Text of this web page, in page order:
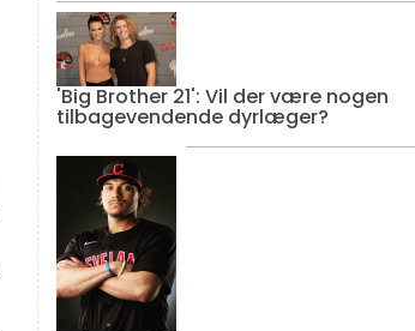
'Big Brother 21': Vil der være nogen
tilbagevendende dyrlæger?